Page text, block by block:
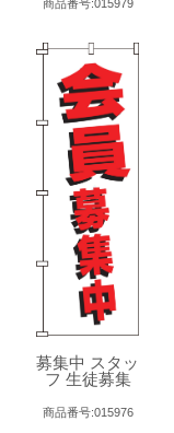
商品番号:015979
募集中 スタッ
フ 生徒募集
商品番号:015976